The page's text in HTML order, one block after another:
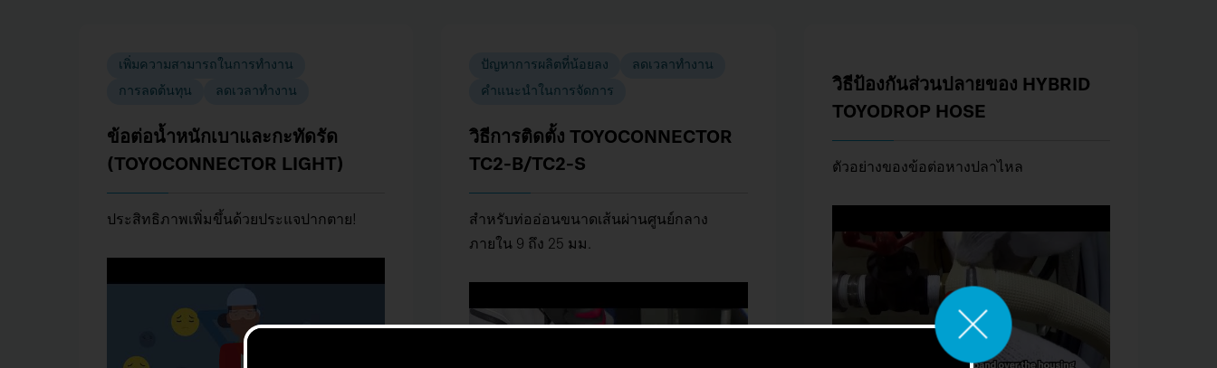
เพิ่มความสามารถในการทำงาน
การลดต้นทุน
ลดเวลาทำงาน
ข้อต่อน้ำหนักเบาและกะทัดรัด
(TOYOCONNECTOR LIGHT)
ประสิทธิภาพเพิ่มขึ้นด้วยประแจปากตาย!
ปัญหาการผลิตที่น้อยลง
ลดเวลาทำงาน
คำแนะนำในการจัดการ
วิธีการติดตั้ง TOYOCONNECTOR
TC2-B/TC2-S
สำหรับท่ออ่อนขนาดเส้นผ่านศูนย์กลาง
ภายใน 9 ถึง 25 มม.
วิธีป้องกันส่วนปลายของ HYBRID
TOYODROP HOSE
ตัวอย่างของข้อต่อหางปลาไหล